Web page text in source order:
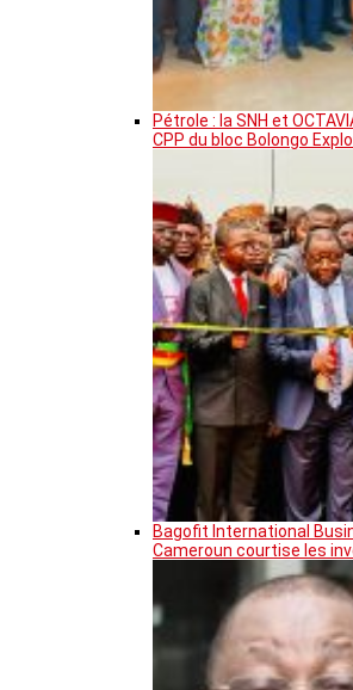
Pétrole : la SNH et
CPP du bloc Bolongo
Bagofit International
Cameroun courtise les